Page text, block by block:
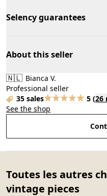
Selency guarantees
About this seller
🇳🇱 Bianca V.
Professional seller
35 sales
5 (26
See the shop
Toutes les autres
vintage pieces